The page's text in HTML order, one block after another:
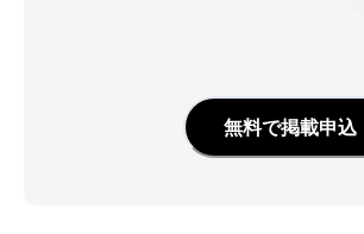
無料で掲載申込